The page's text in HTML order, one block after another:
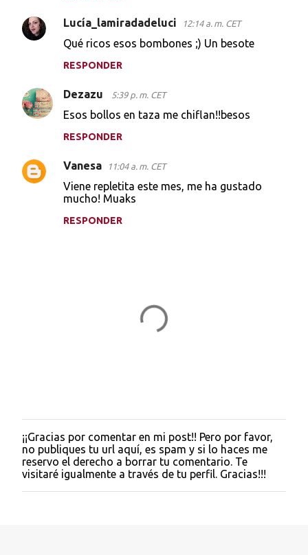
Lucía_lamiradadeluci 12:14 a. m. CET
Qué ricos esos bombones ;) Un besote
RESPONDER
Dezazu 5:39 p. m. CET
Esos bollos en taza me chiflan!!besos
RESPONDER
Vanesa 11:04 a. m. CET
Viene repletita este mes, me ha gustado
mucho! Muaks
RESPONDER
P
u
b
l
i
¡¡Gracias por comentar en mi post!! Pero por favor,
no publiques tu url aquí, es spam y si lo haces me
reservo el derecho a borrar tu comentario. Te
visitaré igualmente a través de tu perfil. Gracias!!!